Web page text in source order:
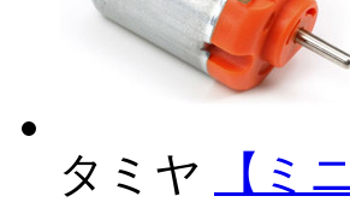
タミヤ
【ミ